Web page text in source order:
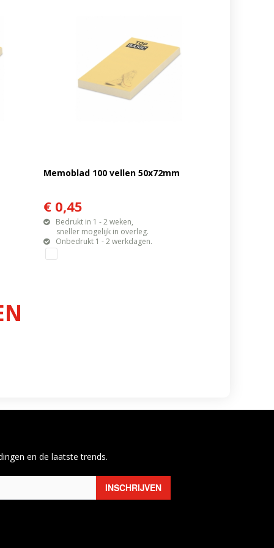
Memoblad 100 vellen 50x72mm
€ 0,45
Bedrukt in 1 - 2 weken,
sneller mogelijk in overleg.
Onbedrukt 1 - 2 werkdagen.
en de laatste trends.